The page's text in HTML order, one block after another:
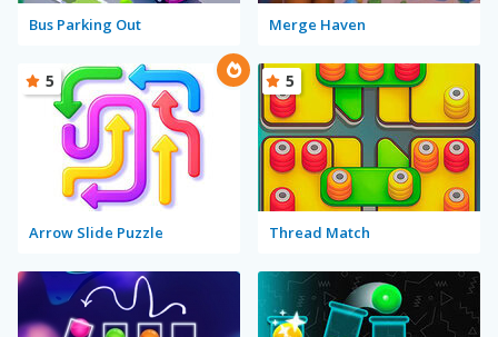
Bus Parking Out Merge Haven
Arrow Slide Puzzle
5
Thread Match
5